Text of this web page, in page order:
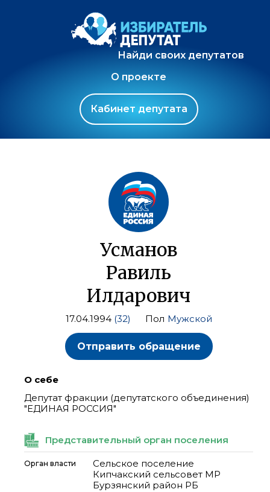
Найди своих депутатов
О проекте
Кабинет депутата
Усманов
Равиль
Илдарович
17.04.1994 (32) Пол Мужской
Отправить обращение
О себе
Депутат фракции (депутатского объединения)
"ЕДИНАЯ РОССИЯ"
Представительный орган поселения
Орган власти
Сельское поселение
Кипчакский сельсовет МР
Бурзянский район РБ